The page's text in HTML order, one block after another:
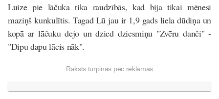
Luize pie lāčuka tika raudzībās, kad bija tikai mēnesi
maziņš kunkulītis. Tagad Lū jau ir 1,9 gads liela dūdiņa un
kopā ar lāčuku dejo un dzied dziesmiņu "Zvēru danči" -
"Dipu dapu lācis nāk".
Raksts turpinās pēc reklāmas